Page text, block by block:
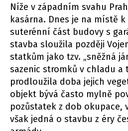
Níže v západním svahu
kasárna. Dnes je na místě
suterénní část budovy s
stavba sloužila později
statkům jako tzv. „sněžná
sazenic stromků v chladu a
prodloužila doba jejich
objekt bývá často mylně
pozůstatek z dob okupace,
však jedná o stavbu z éry